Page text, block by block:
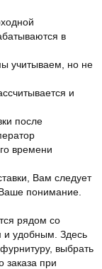
в
учитываем, но не
и
после
времени
Вам следует
понимание.
рядом со
и удобным. Здесь
выбрать
заказа при